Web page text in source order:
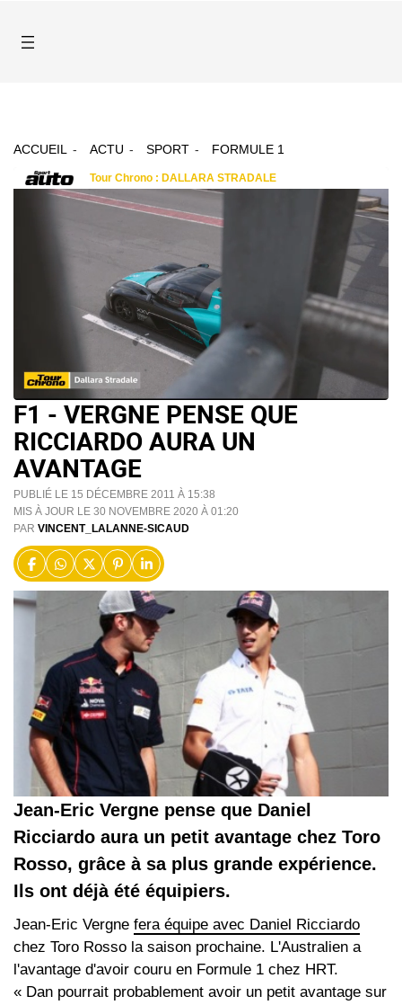
ACCUEIL ACTU SPORT FORMULE 1
F1 - VERGNE PENSE QUE
RICCIARDO AURA UN
AVANTAGE
PUBLIÉ LE 15 DÉCEMBRE 2011 À 15:38
MIS À JOUR LE 30 NOVEMBRE 2020 À 01:20
PAR VINCENT_LALANNE-SICAUD
Jean-Eric Vergne pense que Daniel
Ricciardo aura un petit avantage chez Toro
Rosso, grâce à sa plus grande expérience.
Ils ont déjà été équipiers.
Jean-Eric Vergne fera équipe avec Daniel Ricciardo
chez Toro Rosso la saison prochaine. L'Australien a
l'avantage d'avoir couru en Formule 1 chez HRT.
« Dan pourrait probablement avoir un petit avantage sur